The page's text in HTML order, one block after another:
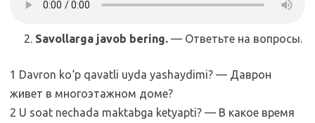
Savollarga javob bering. — Ответьте на вопросы.
1 Davron ko‘p qavatli uyda yashaydimi? — Даврон
живет в многоэтажном доме?
2 U soat nechada maktabga ketyapti? — В какое время